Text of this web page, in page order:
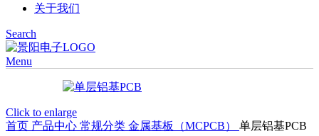
关于我们
Search
Menu
Click to enlarge
首页 产品中心 常规分类 金属基板（MCPCB） 单层铝基PCB